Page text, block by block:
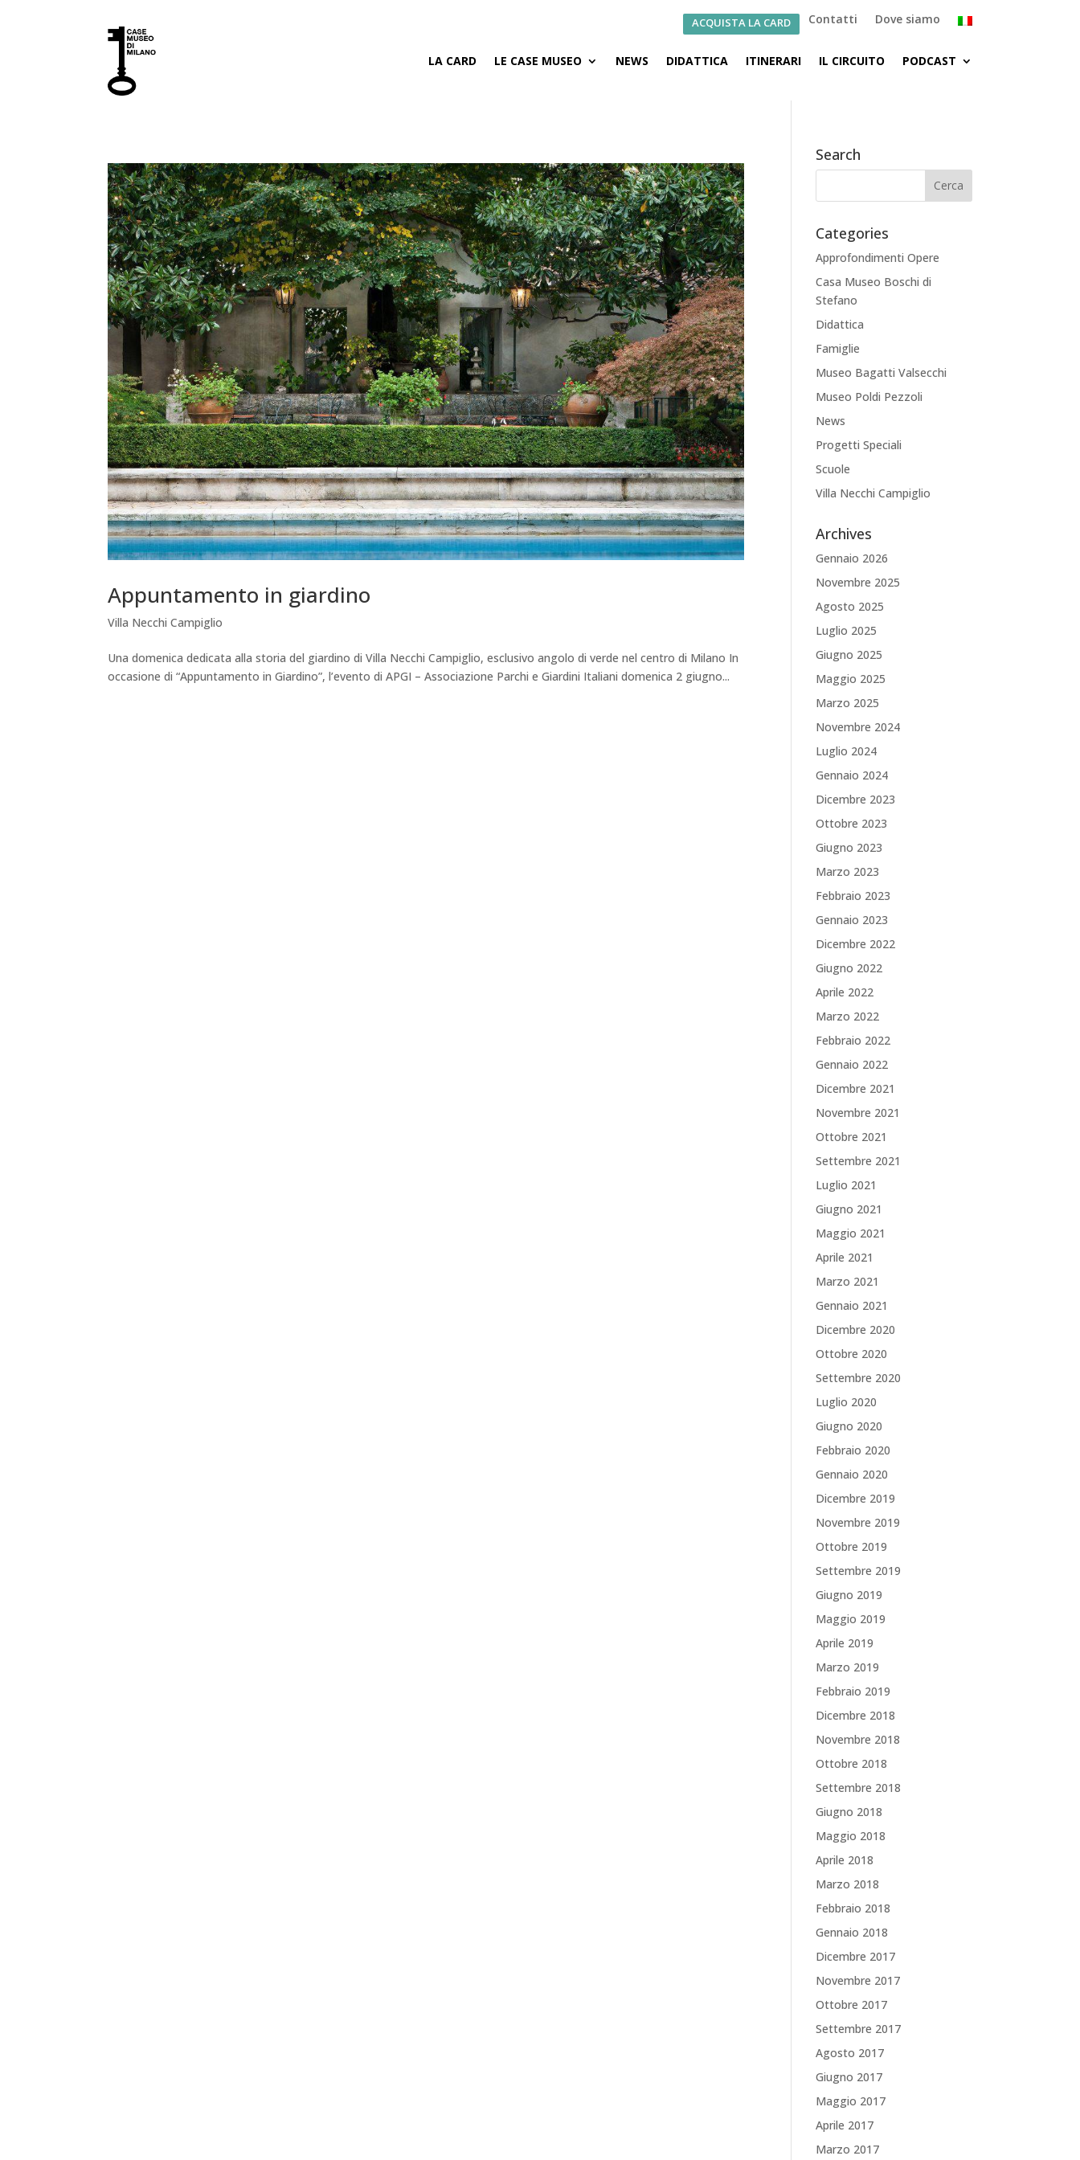
ACQUISTA LA CARD Contatti Dove siamo
LA CARD LE CASE MUSEO NEWS DIDATTICA ITINERARI IL CIRCUITO PODCAST
Appuntamento in giardino
Villa Necchi Campiglio
Una domenica dedicata alla storia del giardino di Villa Necchi Campiglio, esclusivo angolo di verde nel centro di Milano In
occasione di “Appuntamento in Giardino”, l’evento di APGI – Associazione Parchi e Giardini Italiani domenica 2 giugno...
Search
Categories
Approfondimenti Opere
Casa Museo Boschi di
Stefano
Didattica
Famiglie
Museo Bagatti Valsecchi
Museo Poldi Pezzoli
News
Progetti Speciali
Scuole
Villa Necchi Campiglio
Archives
Gennaio 2026
Novembre 2025
Agosto 2025
Luglio 2025
Giugno 2025
Maggio 2025
Marzo 2025
Novembre 2024
Luglio 2024
Gennaio 2024
Dicembre 2023
Ottobre 2023
Giugno 2023
Marzo 2023
Febbraio 2023
Gennaio 2023
Dicembre 2022
Giugno 2022
Aprile 2022
Marzo 2022
Febbraio 2022
Gennaio 2022
Dicembre 2021
Novembre 2021
Ottobre 2021
Settembre 2021
Luglio 2021
Giugno 2021
Maggio 2021
Aprile 2021
Marzo 2021
Gennaio 2021
Dicembre 2020
Ottobre 2020
Settembre 2020
Luglio 2020
Giugno 2020
Febbraio 2020
Gennaio 2020
Dicembre 2019
Novembre 2019
Ottobre 2019
Settembre 2019
Giugno 2019
Maggio 2019
Aprile 2019
Marzo 2019
Febbraio 2019
Dicembre 2018
Novembre 2018
Ottobre 2018
Settembre 2018
Giugno 2018
Maggio 2018
Aprile 2018
Marzo 2018
Febbraio 2018
Gennaio 2018
Dicembre 2017
Novembre 2017
Ottobre 2017
Settembre 2017
Agosto 2017
Giugno 2017
Maggio 2017
Aprile 2017
Marzo 2017